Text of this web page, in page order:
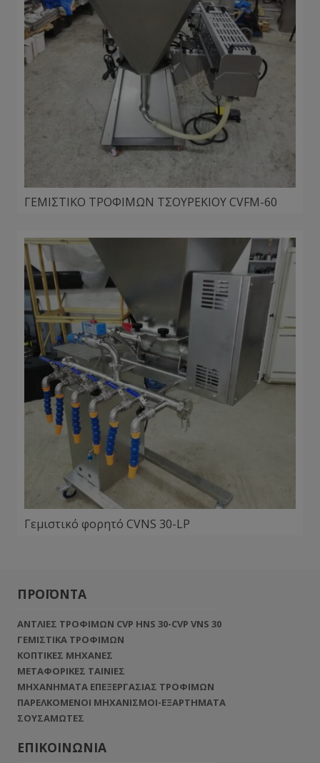
ΓΕΜΙΣΤΙΚΟ ΤΡΟΦΙΜΩΝ ΤΣΟΥΡΕΚΙΟΥ CVFM-60
Γεμιστικό φορητό CVNS 30-LP
ΠΡΟΪΟΝΤΑ
ΑΝΤΛΙΕΣ ΤΡΟΦΙΜΩΝ CVP HNS 30-CVP VNS 30
ΓΕΜΙΣΤΙΚΑ ΤΡΟΦΙΜΩΝ
ΚΟΠΤΙΚΕΣ ΜΗΧΑΝΕΣ
ΜΕΤΑΦΟΡΙΚΕΣ ΤΑΙΝΙΕΣ
ΜΗΧΑΝΗΜΑΤΑ ΕΠΕΞΕΡΓΑΣΙΑΣ ΤΡΟΦΙΜΩΝ
ΠΑΡΕΛΚΟΜΕΝΟΙ ΜΗΧΑΝΙΣΜΟΙ-ΕΞΑΡΤΗΜΑΤΑ
ΣΟΥΣΑΜΩΤΕΣ
ΕΠΙΚΟΙΝΩΝΙΑ